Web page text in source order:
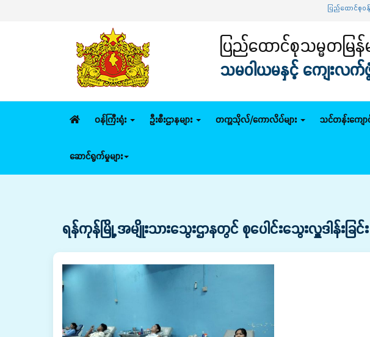
ပြည်ထောင်စုဝန်ကြီး ဦးမျို
ပြည်ထောင်စုသမ္မတမြ
သမဝါယမနှင့် ကျေးလက်ဖွံ့
ဝန်ကြီးရုံး ဦးစီးဌာနများ တက္ကသိုလ်/ကောလိပ်များ သင်တန်းကျောင်
ဆောင်ရွက်မှုများ
ရန်ကုန်မြို့ အမျိုးသားသွေးဌာနတွင် စုပေါင်းသွေးလှူဒါန်းခြင်း